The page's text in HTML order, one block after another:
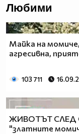
Любими
Майка на
агресивна,
103 711
ЖИВОТЪТ СЛЕД
"златните